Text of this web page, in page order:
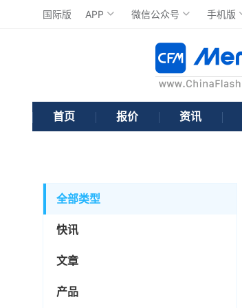
国际版 APP 微信公众号 手机版
首页 报价 资讯
全部类型
快讯
文章
产品